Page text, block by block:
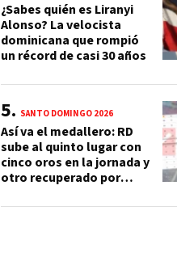
¿Sabes quién es Liranyi
Alonso? La velocista
dominicana que rompió
un récord de casi 30 años
SANTO DOMINGO 2026
Así va el medallero: RD
sube al quinto lugar con
cinco oros en la jornada y
otro recuperado por